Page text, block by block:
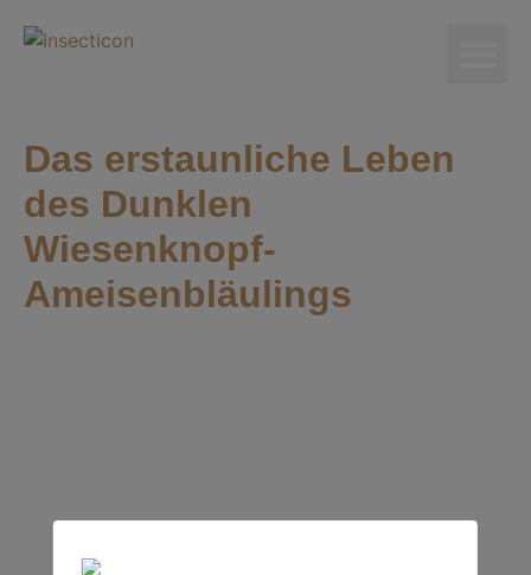
Das erstaunliche Leben
des Dunklen
Wiesenknopf-
Ameisenbläulings